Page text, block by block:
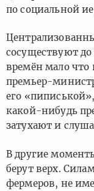
по социальной
сосуществуют до
времён мало
премьер-
его
какой-нибудь
затухают и
В другие
берут верх.
фермеров, не